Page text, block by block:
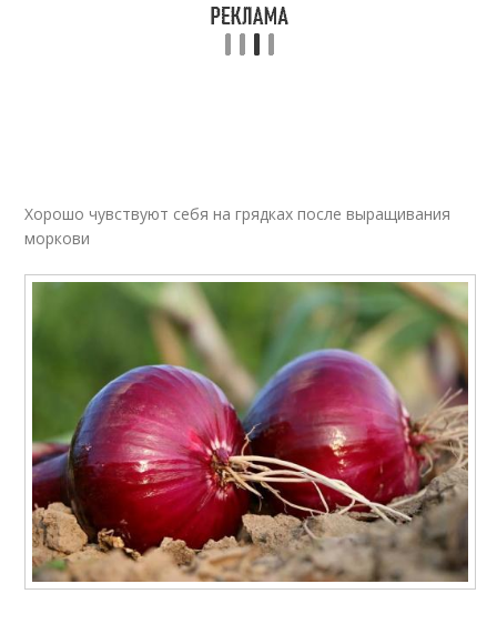
Хорошо чувствуют себя на грядках после выращивания
моркови